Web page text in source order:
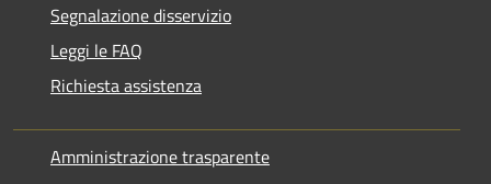
Segnalazione disservizio
Leggi le FAQ
Richiesta assistenza
Amministrazione trasparente